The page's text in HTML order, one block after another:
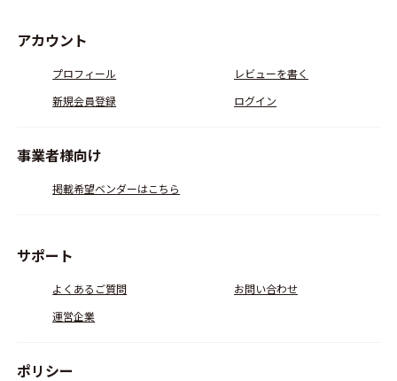
アカウント
プロフィール
レビューを書く
新規会員登録
ログイン
事業者様向け
掲載希望ベンダーはこちら
サポート
よくあるご質問
お問い合わせ
運営企業
ポリシー